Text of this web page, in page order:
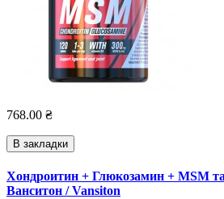
768.00 ₴
В закладки
Хондроитин + Глюкозамин + MSM
Ванситон / Vansiton